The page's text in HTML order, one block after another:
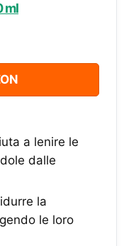
ml
a lenire le
dalle
la
le loro